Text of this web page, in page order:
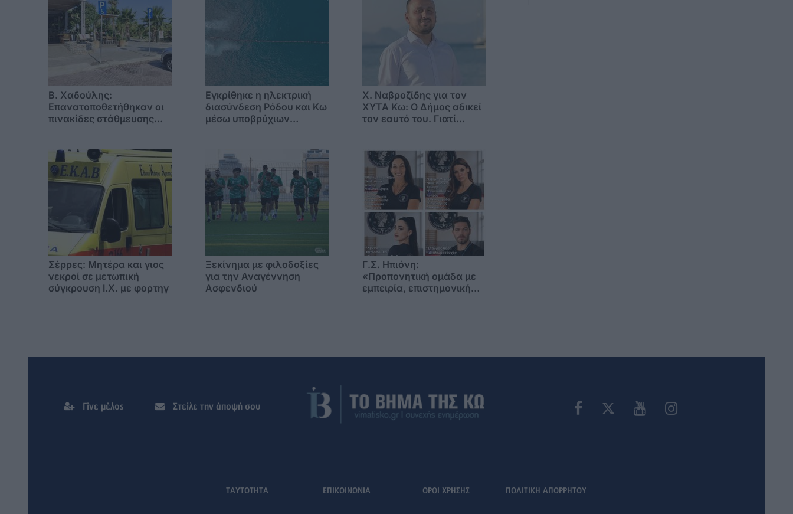
B. Xαδούλης:
Επανατοποθετήθηκαν οι
πινακίδες στάθμευσης
κοινότητας Ζηπαρίου
Εγκρίθηκε η ηλεκτρική
διασύνδεση Ρόδου και Κω
μέσω υποβρύχιων
Χ. Ναβροζίδης για τον
ΧΥΤΑ Kω: Ο Δήμος αδικεί
τον εαυτό του. Γιατί
οριστική λύση έχει ήδη
δρομολογηθεί;
Σέρρες: Μητέρα και γιος
νεκροί σε μετωπική
σύγκρουση Ι.Χ. με φορτηγ
Ξεκίνημα με φιλοδοξίες
για την Αναγέννηση
Ασφενδιού
Γ.Σ. Ηπιόνη:
«Προπονητική ομάδα με
εμπειρία, επιστημονική
Γίνε μέλος Στείλε την άποψή σου
ΤΑΥΤΟΤΗΤΑ ΕΠΙΚΟΙΝΩΝΙΑ ΟΡΟΙ ΧΡΗΣΗΣ ΠΟΛΙΤΙΚΗ ΑΠΟΡΡΗΤΟΥ